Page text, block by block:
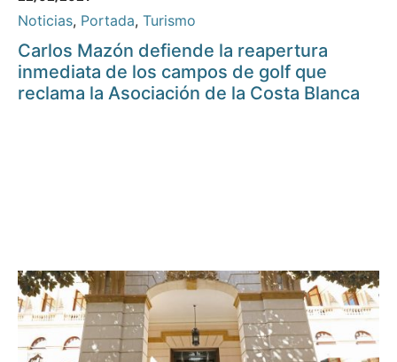
Noticias, Portada, Turismo
Carlos Mazón defiende la reapertura
inmediata de los campos de golf que
reclama la Asociación de la Costa Blanca